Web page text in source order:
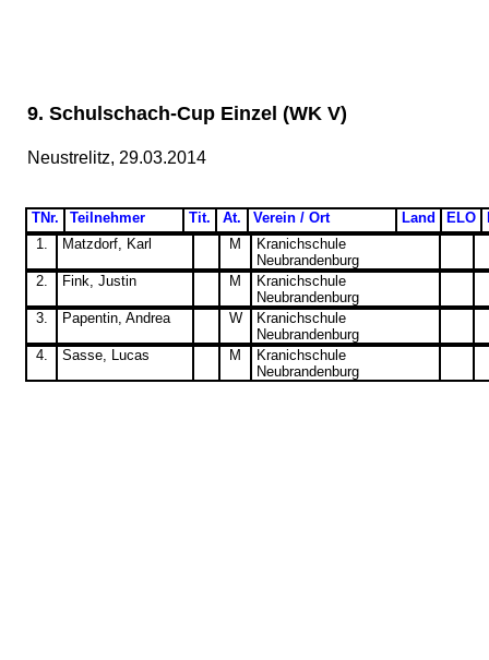
9. Schulschach-Cup Einzel (WK V)
Neustrelitz, 29.03.2014
TNr. Teilnehmer Tit. At. Verein / Ort Land ELO
1.
Matzdorf, Karl M
Kranichschule
Neubrandenburg
2.
Fink, Justin M
Kranichschule
Neubrandenburg
3.
Papentin, Andrea W
Kranichschule
Neubrandenburg
4.
Sasse, Lucas M
Kranichschule
Neubrandenburg